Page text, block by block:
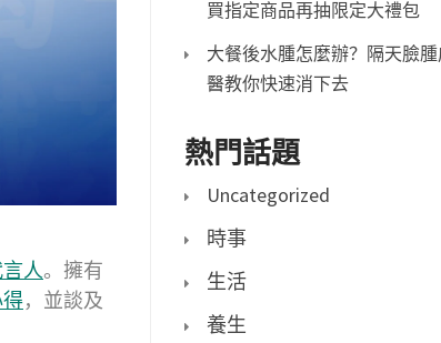
人。擁有
，並談及
買指定商品再抽限定大禮包
大餐後水腫怎麼辦？隔天臉
醫教你快速消下去
熱門話題
Uncategorized
時事
生活
養生